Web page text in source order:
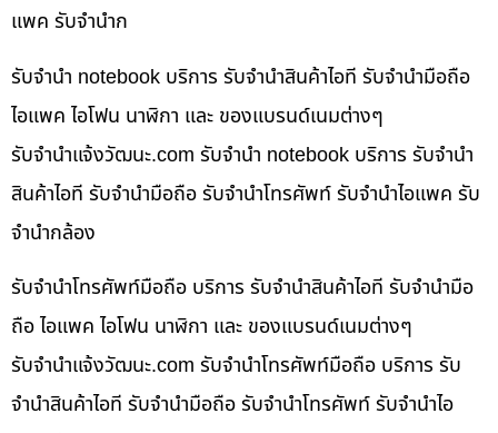
แพค รับจำนำก
รับจำนำ notebook บริการ รับจำนำสินค้าไอที รับจำนำมือถือ
ไอแพค ไอโฟน นาฬิกา และ ของแบรนด์เนมต่างๆ
รับจํานําแจ้งวัฒนะ.com รับจำนำ notebook บริการ รับจำนำ
สินค้าไอที รับจำนำมือถือ รับจำนำโทรศัพท์ รับจำนำไอแพค รับ
จำนำกล้อง
รับจำนำโทรศัพท์มือถือ บริการ รับจำนำสินค้าไอที รับจำนำมือ
ถือ ไอแพค ไอโฟน นาฬิกา และ ของแบรนด์เนมต่างๆ
รับจํานําแจ้งวัฒนะ.com รับจำนำโทรศัพท์มือถือ บริการ รับ
จำนำสินค้าไอที รับจำนำมือถือ รับจำนำโทรศัพท์ รับจำนำไอ